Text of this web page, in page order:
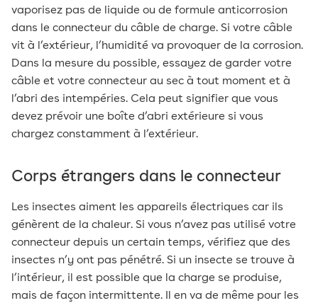
vaporisez pas de liquide ou de formule anticorrosion
dans le connecteur du câble de charge. Si votre câble
vit à l’extérieur, l’humidité va provoquer de la corrosion.
Dans la mesure du possible, essayez de garder votre
câble et votre connecteur au sec à tout moment et à
l’abri des intempéries. Cela peut signifier que vous
devez prévoir une boîte d’abri extérieure si vous
chargez constamment à l’extérieur.
Corps étrangers dans le connecteur
Les insectes aiment les appareils électriques car ils
génèrent de la chaleur. Si vous n’avez pas utilisé votre
connecteur depuis un certain temps, vérifiez que des
insectes n’y ont pas pénétré. Si un insecte se trouve à
l’intérieur, il est possible que la charge se produise,
mais de façon intermittente. Il en va de même pour les